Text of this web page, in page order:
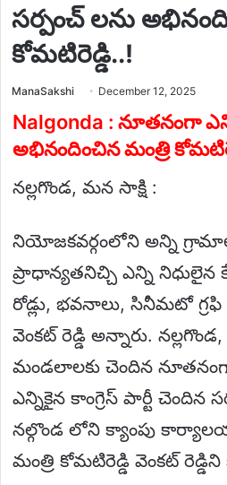
సర్పంచ్ లను
కోమటిరెడ్డి..!
ManaSakshiSend
email
December 12, 2025
Nalgonda : నూతనంగా
అభినందించిన మంత్రి
నల్లగొండ, మన సాక్షి :
నియోజకవర్గంలోని అన్ని
ప్రాధాన్యతనిచ్చి ఎన్ని నిధులైన
రోడ్లు, భవనాలు, సినీమటో
వెంకట్ రెడ్డి అన్నారు. నల్లగొండ,
మండలాలకు చెందిన
ఎన్నికైన కాంగ్రెస్ పార్టీ చెందిన
నల్గొండ లోని క్యాంపు
మంత్రి కోమటిరెడ్డి వెంకట్ రెడ్డిని